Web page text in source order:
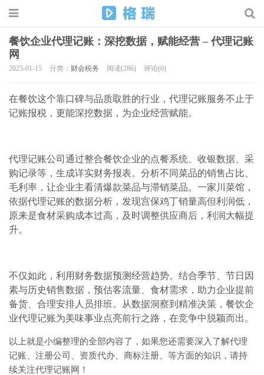
餐饮企业代理记账：深挖数据，赋能经营 – 代理记账
网
2025-01-15 分类： 财会税务 阅读(286) 评论(0)
在餐饮这个靠口碑与品质取胜的行业，代理记账服务不止于
记账报税，更能深挖数据，为企业经营赋能。
代理记账公司通过整合餐饮企业的点餐系统、收银数据、采
购记录等，生成详实财务报表。分析不同菜品的销售占比、
毛利率，让企业主看清爆款菜品与滞销菜品。一家川菜馆，
依据代理记账的数据分析，发现宫保鸡丁销量高但利润低，
原来是食材采购成本过高，及时调整供应商后，利润大幅提
升。
不仅如此，利用财务数据预测经营趋势。结合季节、节日因
素与历史销售数据，预估客流量、食材需求，助力企业提前
备货、合理安排人员排班。从数据洞察到精准决策，餐饮企
业代理记账为美味事业点亮前行之路，在竞争中脱颖而出。
以上就是小编整理的全部内容了，如果您还需要深入了解代理
记账、注册公司、资质代办、商标注册、等方面的知识，请持
续关注代理记账网！